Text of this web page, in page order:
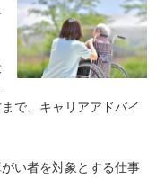
で、キャリアアドバイ
い者を対象とする仕事